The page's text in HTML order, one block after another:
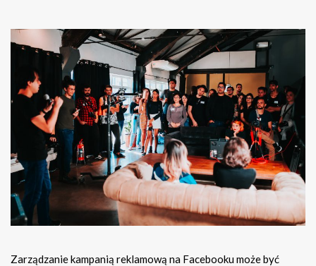
Zarządzanie kampanią reklamową na Facebooku może być